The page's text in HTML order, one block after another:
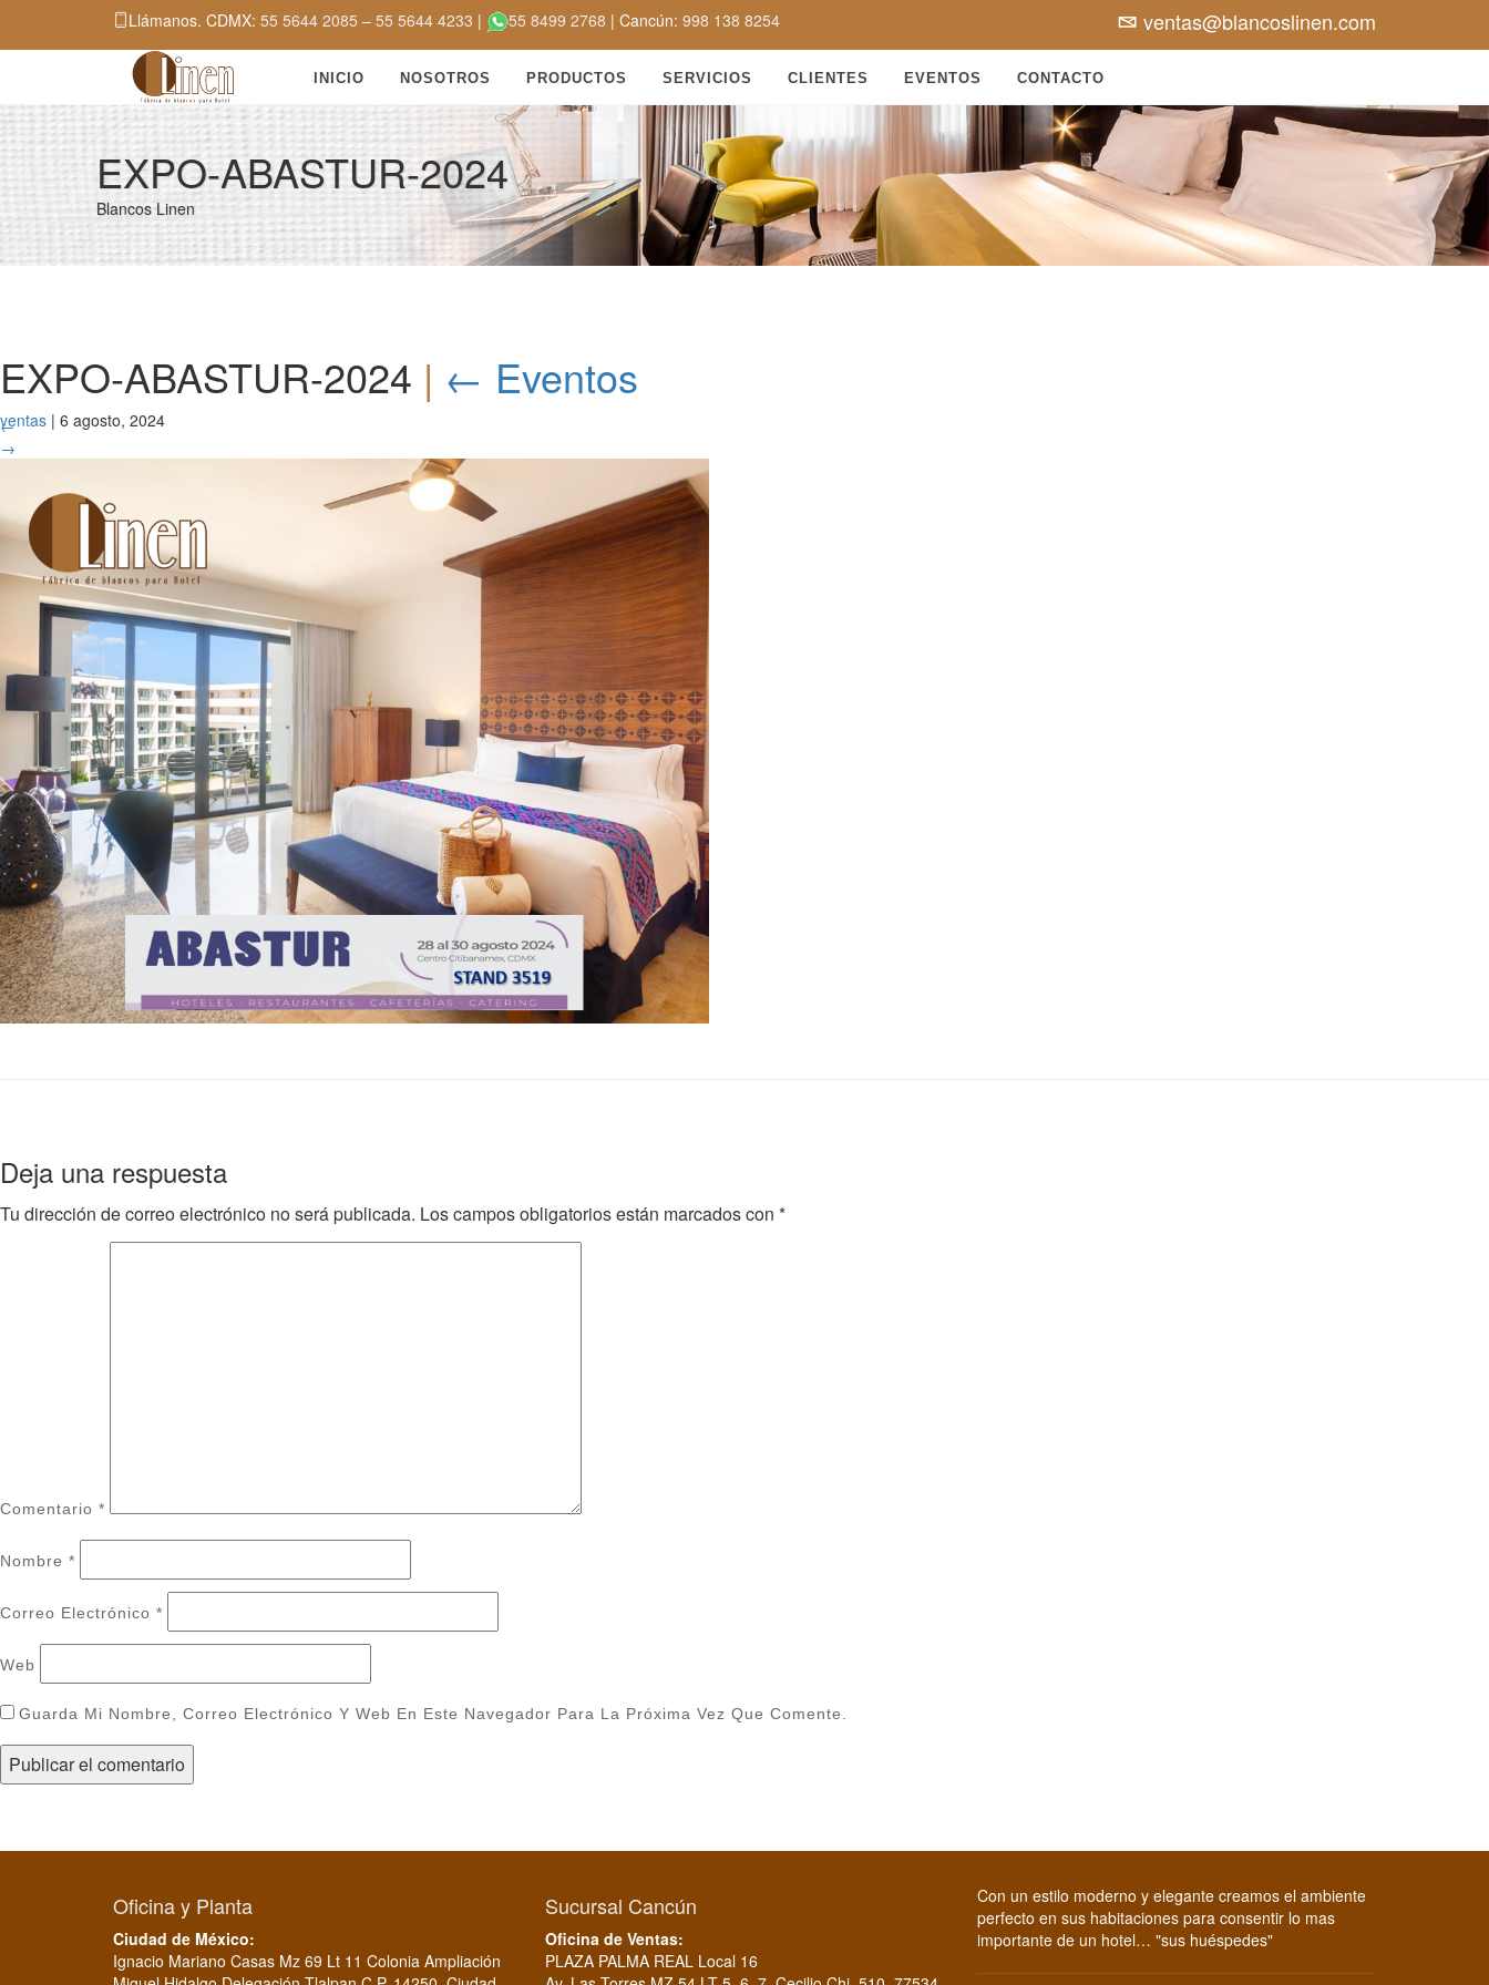
Llámanos. CDMX: 55 5644 2085 – 55 5644 4233 | 55 8499 2768 | Cancún: 998 138 8254 ventas@blancoslinen.com
INICIO NOSOTROS PRODUCTOS SERVICIOS CLIENTES EVENTOS CONTACTO
EXPO-ABASTUR-2024
Blancos Linen
EXPO-ABASTUR-2024 | ← Eventos
ventas | 6 agosto, 2024
←
→
Deja una respuesta
Tu dirección de correo electrónico no será publicada. Los campos obligatorios están marcados con *
Comentario *
Nombre *
Correo Electrónico *
Web
Guarda Mi Nombre, Correo Electrónico Y Web En Este Navegador Para La Próxima Vez Que Comente.
Oficina y Planta
Ciudad de México:
Ignacio Mariano Casas Mz 69 Lt 11 Colonia Ampliación
Sucursal Cancún
Oficina de Ventas:
PLAZA PALMA REAL Local 16
Con un estilo moderno y elegante creamos el ambiente
perfecto en sus habitaciones para consentir lo mas
importante de un hotel… "sus huéspedes"